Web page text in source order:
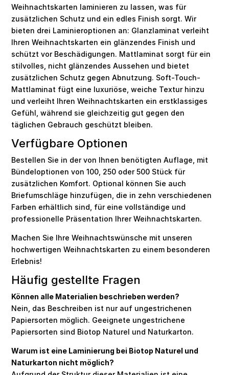
Weihnachtskarten laminieren zu lassen, was für
zusätzlichen Schutz und ein edles Finish sorgt. Wir
bieten drei Laminieroptionen an: Glanzlaminat verleiht
Ihren Weihnachtskarten ein glänzendes Finish und
schützt vor Beschädigungen. Mattlaminat sorgt für ein
stilvolles, nicht glänzendes Aussehen und bietet
zusätzlichen Schutz gegen Abnutzung. Soft-Touch-
Mattlaminat fügt eine luxuriöse, weiche Textur hinzu
und verleiht Ihren Weihnachtskarten ein erstklassiges
Gefühl, während sie gleichzeitig gut gegen den
täglichen Gebrauch geschützt bleiben.
Verfügbare Optionen
Bestellen Sie in der von Ihnen benötigten Auflage, mit
Bündeloptionen von 100, 250 oder 500 Stück für
zusätzlichen Komfort. Optional können Sie auch
Briefumschläge hinzufügen, die in zehn verschiedenen
Farben erhältlich sind, für eine vollständige und
professionelle Präsentation Ihrer Weihnachtskarten.
Machen Sie Ihre Weihnachtswünsche mit unseren
hochwertigen Weihnachtskarten zu einem besonderen
Erlebnis!
Häufig gestellte Fragen
Können alle Materialien beschrieben werden?
Nein, das Beschreiben ist nur auf ungestrichenen
Papiersorten möglich. Geeignete ungestrichene
Papiersorten sind Biotop Naturel und Naturkarton.
Warum ist eine Laminierung bei Biotop Naturel und
Naturkarton nicht möglich?